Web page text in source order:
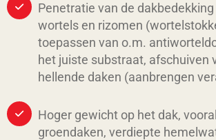
Penetratie van de
wortels en rizomen
toepassen van o.m.
het juiste substraat, afschuiven
hellende daken (aanbrengen
Hoger gewicht op het dak,
groendaken, verdiepte